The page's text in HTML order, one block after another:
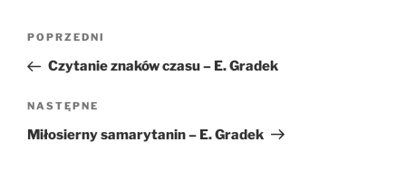
Nawigacja
Poprzedni
wpis
POPRZEDNI
Czytanie znaków czasu – E. Gradek
Następny
wpis
NASTĘPNE
Miłosierny samarytanin – E. Gradek